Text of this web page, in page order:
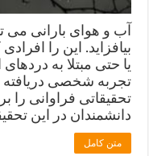
آب و هوای بارانی می
بیافزاید. این را
یا حتی مبتلا به
تجربه شخصی دریافته
تحقیقاتی فراوانی را
دانشمندان در این
متن کامل